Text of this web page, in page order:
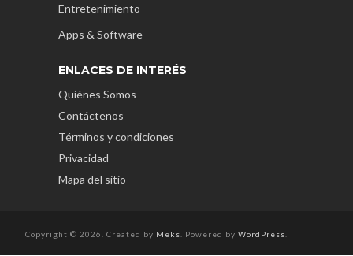
Entretenimiento
Apps & Software
ENLACES DE INTERÉS
Quiénes Somos
Contáctenos
Términos y condiciones
Privacidad
Mapa del sitio
Copyright © 2026. Created by Meks . Powered by WordPress